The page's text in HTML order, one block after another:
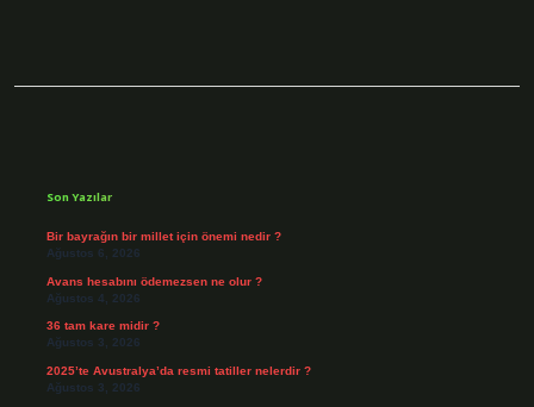
Son Yazılar
Bir bayrağın bir millet için önemi nedir ?
Ağustos 6, 2026
Avans hesabını ödemezsen ne olur ?
Ağustos 4, 2026
36 tam kare midir ?
Ağustos 3, 2026
2025’te Avustralya’da resmi tatiller nelerdir ?
Ağustos 3, 2026